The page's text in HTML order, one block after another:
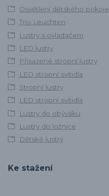
Osvětlení dětského pokoje
Trio Leuchten
Lustry s ovladačem
LED lustry
Přisazené stropní lustry
LED stropní svítidla
Stropní lustry
LED stropní svítidla
Lustry do obýváku
Lustry do ložnice
Dětské lustry
Ke stažení